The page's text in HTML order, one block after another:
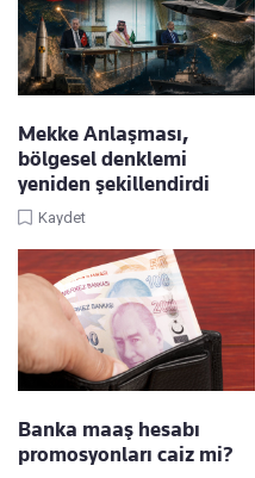
Mekke Anlaşması,
bölgesel denklemi
yeniden şekillendirdi
Kaydet
Banka maaş hesabı
promosyonları caiz mi?